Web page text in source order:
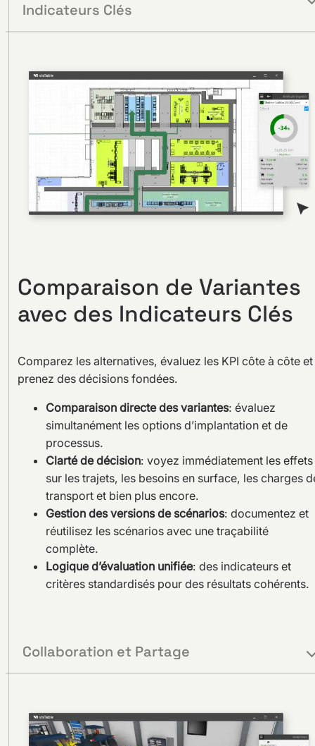
Indicateurs Clés
Collaboration et Partage
Comparaison de Variantes
avec des Indicateurs Clés
Comparez les alternatives, évaluez les KPI côte à côte et
prenez des décisions fondées.
Comparaison directe des variantes: évaluez
simultanément les options d’implantation et de
processus.
Clarté de décision: voyez immédiatement les effets
sur les trajets, les besoins en surface, les charges
transport et bien plus encore.
Gestion des versions de scénarios: documentez et
réutilisez les scénarios avec une traçabilité
complète.
Logique d’évaluation unifiée: des indicateurs et
critères standardisés pour des résultats cohérents.